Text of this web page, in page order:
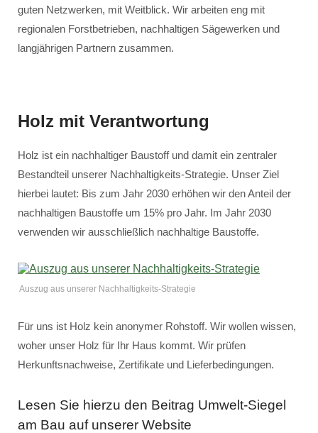
guten Netzwerken, mit Weitblick. Wir arbeiten eng mit
regionalen Forstbetrieben, nachhaltigen Sägewerken und
langjährigen Partnern zusammen.
Holz mit Verantwortung
Holz ist ein nachhaltiger Baustoff und damit ein zentraler
Bestandteil unserer Nachhaltigkeits-Strategie. Unser Ziel
hierbei lautet: Bis zum Jahr 2030 erhöhen wir den Anteil der
nachhaltigen Baustoffe um 15% pro Jahr. Im Jahr 2030
verwenden wir ausschließlich nachhaltige Baustoffe.
Auszug aus unserer Nachhaltigkeits-Strategie
Für uns ist Holz kein anonymer Rohstoff. Wir wollen wissen,
woher unser Holz für Ihr Haus kommt. Wir prüfen
Herkunftsnachweise, Zertifikate und Lieferbedingungen.
Lesen Sie hierzu den Beitrag Umwelt-Siegel
am Bau auf unserer Website